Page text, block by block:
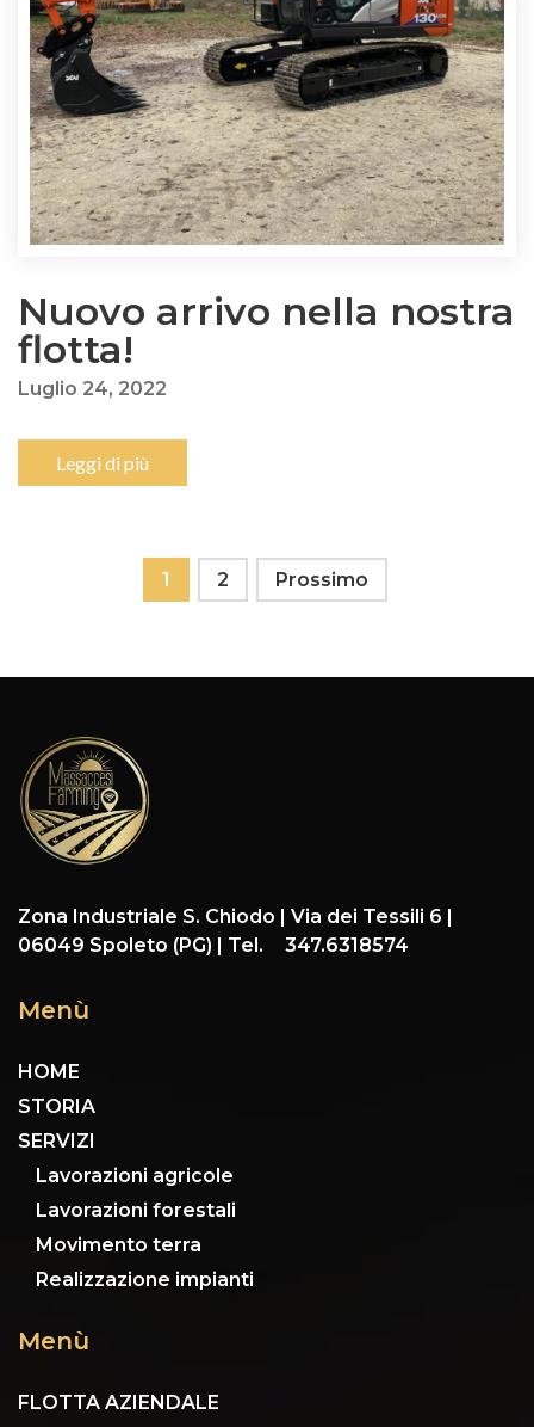
Nuovo arrivo nella nostra
flotta!
Luglio 24, 2022
Leggi di più
Navigazione
1 2 Prossimo
Zona Industriale S. Chiodo | Via dei Tessili 6 |
06049 Spoleto (PG) | Tel. 347.6318574
Menù
HOME
STORIA
SERVIZI
Lavorazioni agricole
Lavorazioni forestali
Movimento terra
Realizzazione impianti
Menù
FLOTTA AZIENDALE